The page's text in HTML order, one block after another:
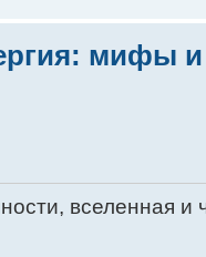
мифы
вселенная и